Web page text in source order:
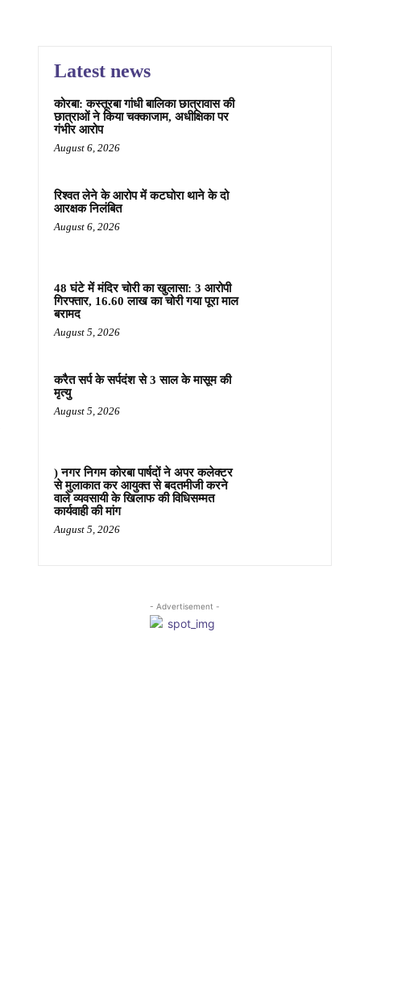
Latest news
कोरबा: कस्तूरबा गांधी बालिका छात्रावास की
छात्राओं ने किया चक्काजाम, अधीक्षिका पर
गंभीर आरोप
August 6, 2026
रिश्वत लेने के आरोप में कटघोरा थाने के दो
आरक्षक निलंबित
August 6, 2026
48 घंटे में मंदिर चोरी का खुलासा: 3 आरोपी
गिरफ्तार, 16.60 लाख का चोरी गया पूरा माल
बरामद
August 5, 2026
करैत सर्प के सर्पदंश से 3 साल के मासूम की
मृत्यु
August 5, 2026
) नगर निगम कोरबा पार्षदों ने अपर कलेक्टर
से मुलाकात कर आयुक्त से बदतमीजी करने
वाले व्यवसायी के खिलाफ की विधिसम्मत
कार्यवाही की मांग
August 5, 2026
- Advertisement -